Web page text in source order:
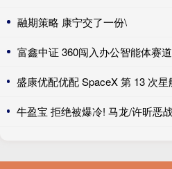
融期策略 康宁交了一份\
富鑫中证 360闯入办公智能体赛道